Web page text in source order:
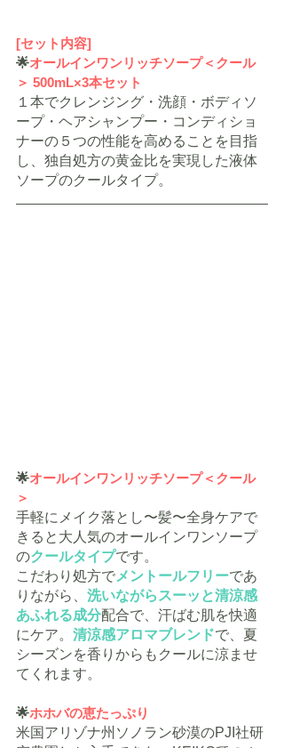
[セット内容]
🌟オールインワンリッチソープ＜クール
＞ 500mL×3本セット
１本でクレンジング・洗顔・ボディソ
ープ・ヘアシャンプー・コンディショ
ナーの５つの性能を高めることを目指
し、独自処方の黄金比を実現した液体
ソープのクールタイプ。
🌟オールインワンリッチソープ＜クール
＞
手軽にメイク落とし〜髪〜全身ケアで
きると大人気のオールインワンソープ
のクールタイプです。
こだわり処方でメントールフリーであ
りながら、 洗いながらスーッと清涼感
あふれる成分配合で、汗ばむ肌を快適
にケア。 清涼感アロマブレンドで、夏
シーズンを香りからもクールに涼ませ
てくれます。
🌟ホホバの恵たっぷり
米国アリゾナ州ソノラン砂漠のPJI社研